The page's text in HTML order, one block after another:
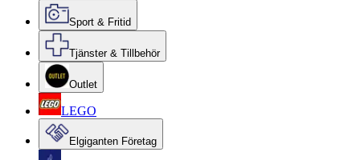
Sport & Fritid
Tjänster & Tillbehör
Outlet
LEGO
Elgiganten Företag